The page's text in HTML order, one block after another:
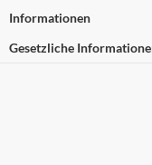
Informationen
Gesetzliche